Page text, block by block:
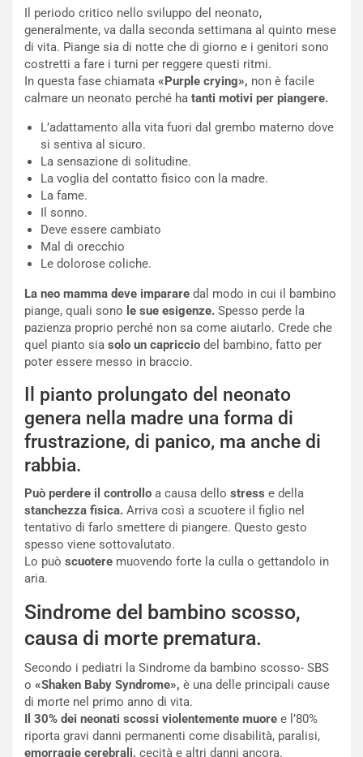
Il periodo critico nello sviluppo del neonato,
generalmente, va dalla seconda settimana al quinto mese
di vita. Piange sia di notte che di giorno e i genitori sono
costretti a fare i turni per reggere questi ritmi.
In questa fase chiamata «Purple crying», non è facile
calmare un neonato perché ha tanti motivi per piangere.
L’adattamento alla vita fuori dal grembo materno dove
si sentiva al sicuro.
La sensazione di solitudine.
La voglia del contatto fisico con la madre.
La fame.
Il sonno.
Deve essere cambiato
Mal di orecchio
Le dolorose coliche.
La neo mamma deve imparare dal modo in cui il bambino
piange, quali sono le sue esigenze. Spesso perde la
pazienza proprio perché non sa come aiutarlo. Crede che
quel pianto sia solo un capriccio del bambino, fatto per
poter essere messo in braccio.
Il pianto prolungato del neonato
genera nella madre una forma di
frustrazione, di panico, ma anche di
rabbia.
Può perdere il controllo a causa dello stress e della
stanchezza fisica. Arriva così a scuotere il figlio nel
tentativo di farlo smettere di piangere. Questo gesto
spesso viene sottovalutato.
Lo può scuotere muovendo forte la culla o gettandolo in
aria.
Sindrome del bambino scosso,
causa di morte prematura.
Secondo i pediatri la Sindrome da bambino scosso- SBS
o «Shaken Baby Syndrome», è una delle principali cause
di morte nel primo anno di vita.
Il 30% dei neonati scossi violentemente muore e l’80%
riporta gravi danni permanenti come disabilità, paralisi,
emorragie cerebrali, cecità e altri danni ancora.